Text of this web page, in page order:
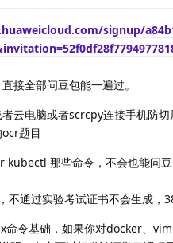
signup/
接全部问豆包能一遍过。
云电脑或者scrcpy连接手机防
题目
kubectl 那些命令，不会也能问
不通过实验考试证书不会生成，
命令基础，如果你对docker、